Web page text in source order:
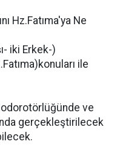
Hz.Fatıma'ya Ne
iki Erkek-)
ile
ve
gerçekleştirilecek